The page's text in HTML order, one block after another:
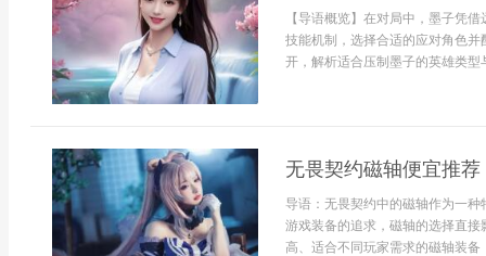
【导语概览】在对局中，墨子凭
技能机制，选择合适的应对角色
开，解析适合压制墨子的英雄类
无畏契约磁轴便宜推荐
导语：无畏契约中的磁轴作为一
游戏装备的追求，磁轴的选择直
高、适合不同玩家需求的磁轴装